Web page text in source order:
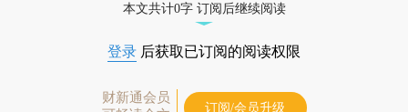
本文共计0字 订阅后继续阅读
登录 后获取已订阅的阅读权限
财新通会员
订阅/会员升级